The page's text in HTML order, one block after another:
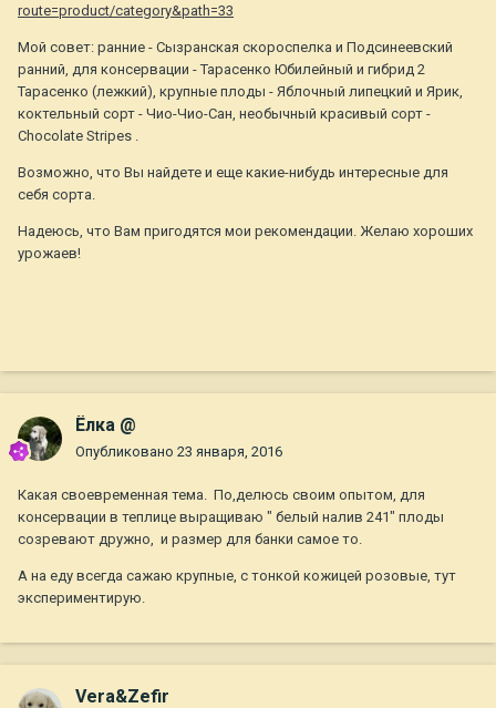
route=product/category&path=33
Мой совет: ранние - Сызранская скороспелка и Подсинеевский
ранний, для консервации - Тарасенко Юбилейный и гибрид 2
Тарасенко (лежкий), крупные плоды - Яблочный липецкий и Ярик,
коктельный сорт - Чио-Чио-Сан, необычный красивый сорт -
Сhocolate Stripes .
Возможно, что Вы найдете и еще какие-нибудь интересные для
себя сорта.
Надеюсь, что Вам пригодятся мои рекомендации. Желаю хороших
урожаев!
Ёлка @
Опубликовано 23 января, 2016
Какая своевременная тема. По,делюсь своим опытом, для
консервации в теплице выращиваю " белый налив 241" плоды
созревают дружно, и размер для банки самое то.
А на еду всегда сажаю крупные, с тонкой кожицей розовые, тут
экспериментирую.
Vera&Zefir